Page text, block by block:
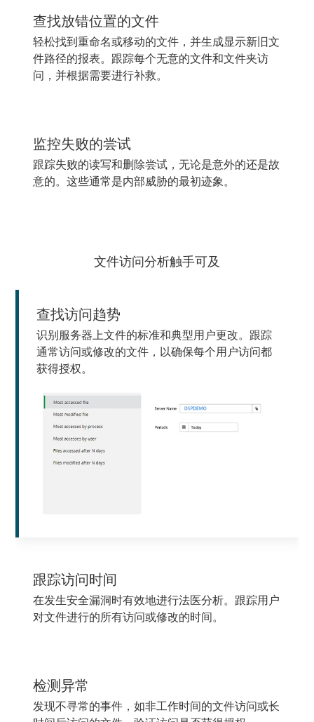
查找放错位置的文件
轻松找到重命名或移动的文件，并生成显示新旧文
件路径的报表。跟踪每个无意的文件和文件夹访
问，并根据需要进行补救。
监控失败的尝试
跟踪失败的读写和删除尝试，无论是意外的还是故
意的。这些通常是内部威胁的最初迹象。
文件访问分析触手可及
查找访问趋势
识别服务器上文件的标准和典型用户更改。跟踪
通常访问或修改的文件，以确保每个用户访问都
获得授权。
跟踪访问时间
在发生安全漏洞时有效地进行法医分析。跟踪用户
对文件进行的所有访问或修改的时间。
检测异常
发现不寻常的事件，如非工作时间的文件访问或长